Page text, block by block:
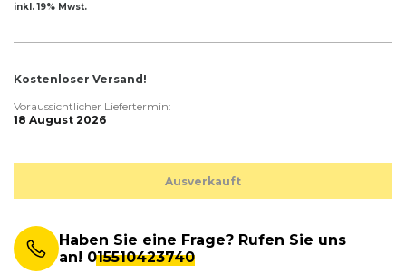
inkl. 19% Mwst.
Kostenloser Versand!
Voraussichtlicher Liefertermin:
18 August 2026
Ausverkauft
Haben Sie eine Frage? Rufen Sie uns
an! 015510423740